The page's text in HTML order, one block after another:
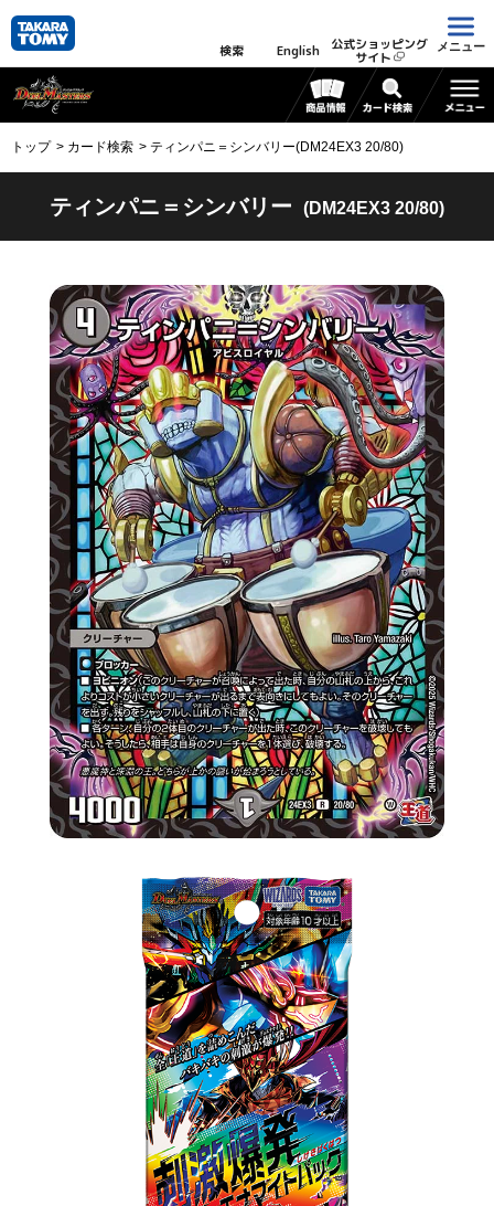
検索 English 公式ショッピング
サイト
メニュー
トップ カード検索 ティンパニ＝シンバリー(DM24EX3 20/80)
ティンパニ＝シンバリー (DM24EX3 20/80)